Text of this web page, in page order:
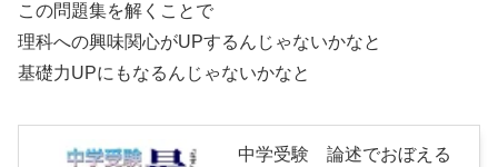
この問題集を解くことで
理科への興味関心がUPするんじゃないかなと
基礎力UPにもなるんじゃないかなと
中学受験 論述でおぼえる